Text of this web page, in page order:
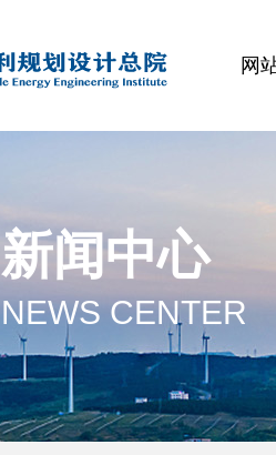
网
新闻中心
NEWS CENTER